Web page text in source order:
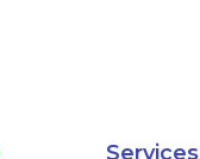
Services